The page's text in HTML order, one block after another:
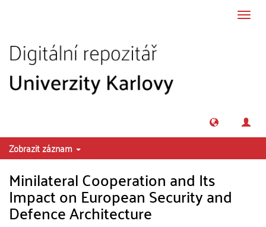
Zobrazit záznam
Minilateral Cooperation and Its
Impact on European Security and
Defence Architecture